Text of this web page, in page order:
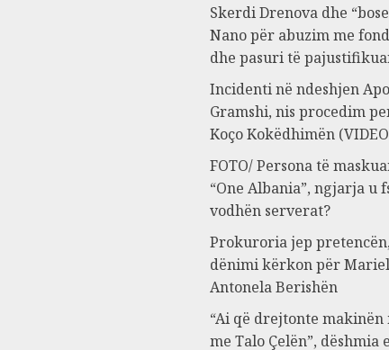
Skerdi Drenova dhe
Nano për abuzim me
dhe pasuri të
Incidenti në ndeshjen
Gramshi, nis procedim
Koço Kokëdhimën
FOTO/ Persona të
“One Albania”, ngjarja u
vodhën serverat?
Prokuroria jep
dënimi kërkon për
Antonela Berishën
“Ai që drejtonte makinën
me Talo Çelën”, dëshmia